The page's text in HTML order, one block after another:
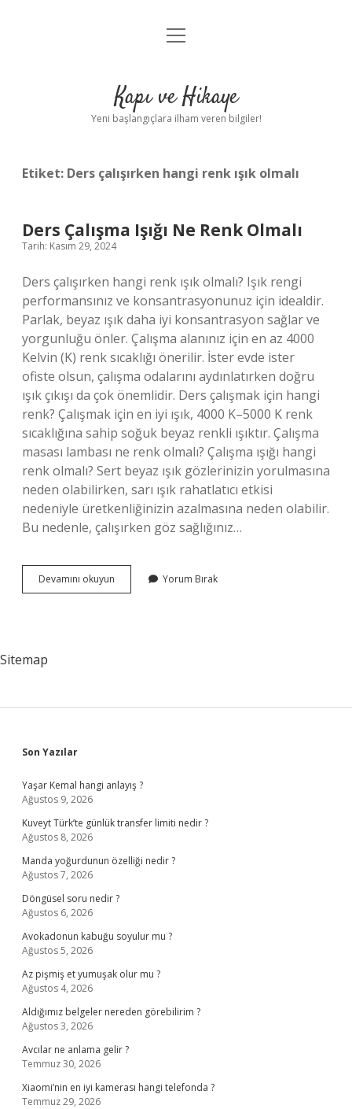
Anasayfa
Yasal Uyarı
menüyü
Kapı ve Hikaye
Yeni başlangıçlara ilham veren bilgiler!
Etiket: Ders çalışırken hangi renk ışık olmalı
Ders Çalışma Işığı Ne Renk Olmalı
Tarih: Kasım 29, 2024
Ders çalışırken hangi renk ışık olmalı? Işık rengi
performansınız ve konsantrasyonunuz için idealdir.
Parlak, beyaz ışık daha iyi konsantrasyon sağlar ve
yorgunluğu önler. Çalışma alanınız için en az 4000
Kelvin (K) renk sıcaklığı önerilir. İster evde ister
ofiste olsun, çalışma odalarını aydınlatırken doğru
ışık çıkışı da çok önemlidir. Ders çalışmak için hangi
renk? Çalışmak için en iyi ışık, 4000 K–5000 K renk
sıcaklığına sahip soğuk beyaz renkli ışıktır. Çalışma
masası lambası ne renk olmalı? Çalışma ışığı hangi
renk olmalı? Sert beyaz ışık gözlerinizin yorulmasına
neden olabilirken, sarı ışık rahatlatıcı etkisi
nedeniyle üretkenliğinizin azalmasına neden olabilir.
Bu nedenle, çalışırken göz sağlığınız…
Devamını okuyun
Çalışma
Yorum Bırak
Sitemap
Sidebar
Son Yazılar
Yaşar Kemal hangi anlayış ?
Ağustos 9, 2026
Kuveyt Türk’te günlük transfer limiti nedir ?
Ağustos 8, 2026
Manda yoğurdunun özelliği nedir ?
Ağustos 7, 2026
Döngüsel soru nedir ?
Ağustos 6, 2026
Avokadonun kabuğu soyulur mu ?
Ağustos 5, 2026
Az pişmiş et yumuşak olur mu ?
Ağustos 4, 2026
Aldığımız belgeler nereden görebilirim ?
Ağustos 3, 2026
Avcılar ne anlama gelir ?
Temmuz 30, 2026
Xiaomi’nin en iyi kamerası hangi telefonda ?
Temmuz 29, 2026